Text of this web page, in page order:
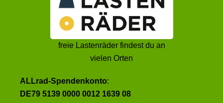
freie Lastenräder findest du an
vielen Orten
ALLrad-Spendenkonto:
DE79 5139 0000 0012 1639 08